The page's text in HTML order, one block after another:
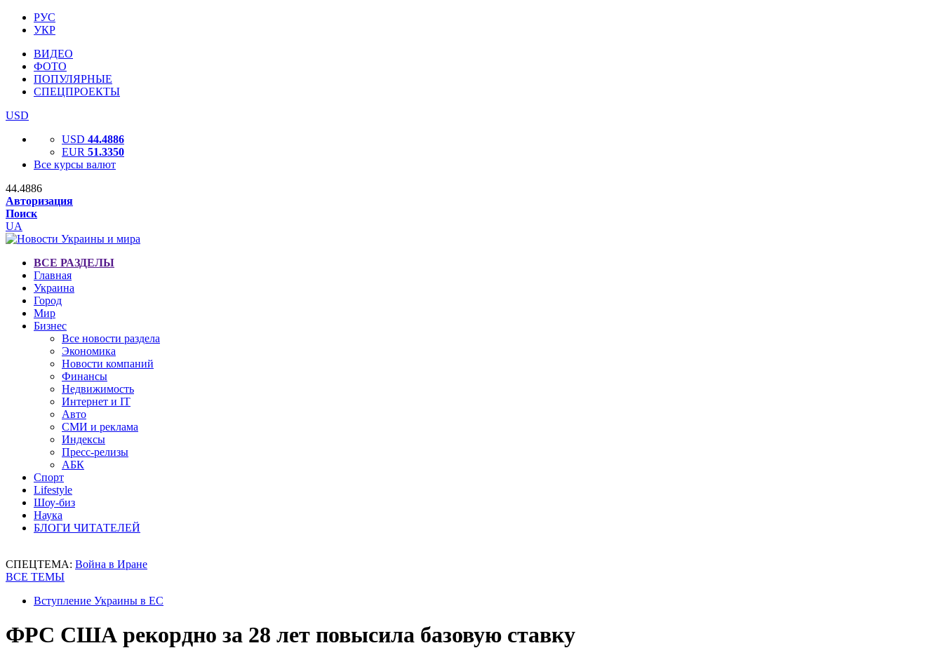
РУС
УКР
ВИДЕО
ФОТО
ПОПУЛЯРНЫЕ
СПЕЦПРОЕКТЫ
USD
USD 44.4886
EUR 51.3350
Все курсы валют
44.4886
Авторизация
Поиск
UA
ВСЕ РАЗДЕЛЫ
Главная
Украина
Город
Мир
Бизнес
Все новости раздела
Экономика
Новости компаний
Финансы
Недвижимость
Интернет и IT
Авто
СМИ и реклама
Индексы
Пресс-релизы
АБК
Спорт
Lifestyle
Шоу-биз
Наука
БЛОГИ ЧИТАТЕЛЕЙ
СПЕЦТЕМА: Война в Иране
ВСЕ ТЕМЫ
Вступление Украины в ЕС
ФРС США рекордно за 28 лет повысила базовую ставку